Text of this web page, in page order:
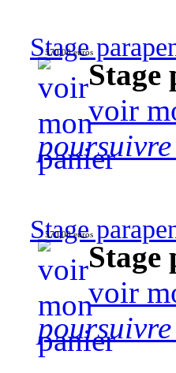
Stage
570,00 euros
Stage
voir
poursuivre
Stage
570,00 euros
Stage
voir
poursuivre